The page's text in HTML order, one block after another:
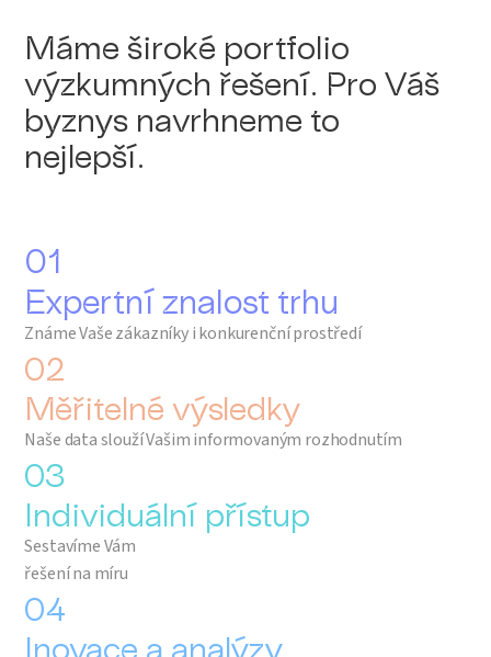
Máme široké portfolio
výzkumných řešení. Pro Váš
byznys navrhneme to
nejlepší.
01
Expertní znalost trhu
Známe Vaše zákazníky i konkurenční prostředí
02
Měřitelné výsledky
Naše data slouží Vašim informovaným rozhodnutím
03
Individuální přístup
Sestavíme Vám
řešení na míru
04
Inovace a analýzy